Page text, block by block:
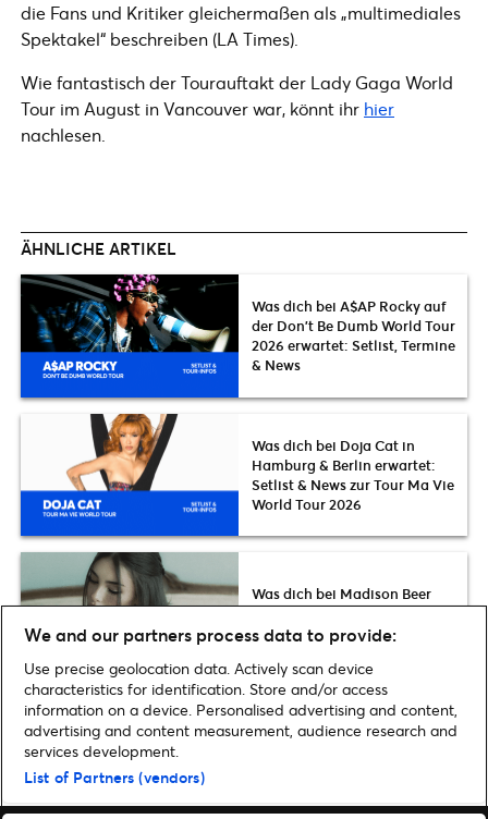
die Fans und Kritiker gleichermaßen als „multimediales
Spektakel“ beschreiben (LA Times).
Wie fantastisch der Tourauftakt der Lady Gaga World
Tour im August in Vancouver war, könnt ihr hier
nachlesen.
ÄHNLICHE ARTIKEL
Was dich bei A$AP Rocky auf
der Don’t Be Dumb World Tour
2026 erwartet: Setlist, Termine
& News
Was dich bei Doja Cat in
Hamburg & Berlin erwartet:
Setlist & News zur Tour Ma Vie
World Tour 2026
Was dich bei Madison Beer
erwartet: Die Setlist der locket
tour 2026
Home»Musik»Lady Gaga Nachholtermine der Joanne World Tour
We and our partners process data to provide:
Use precise geolocation data. Actively scan device
characteristics for identification. Store and/or access
information on a device. Personalised advertising and content,
advertising and content measurement, audience research and
services development.
List of Partners (vendors)